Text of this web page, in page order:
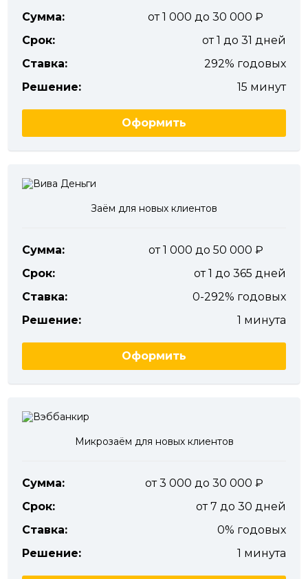
Сумма:
от 1 000 до 30 000
Срок:
от 1 до 31 дней
Ставка:
292% годовых
Решение:
15 минут
Оформить
Заём для новых клиентов
Сумма:
от 1 000 до 50 000
Срок:
от 1 до 365 дней
Ставка:
0-292% годовых
Решение:
1 минута
Оформить
Микрозаём для новых клиентов
Сумма:
от 3 000 до 30 000
Срок:
от 7 до 30 дней
Ставка:
0% годовых
Решение:
1 минута